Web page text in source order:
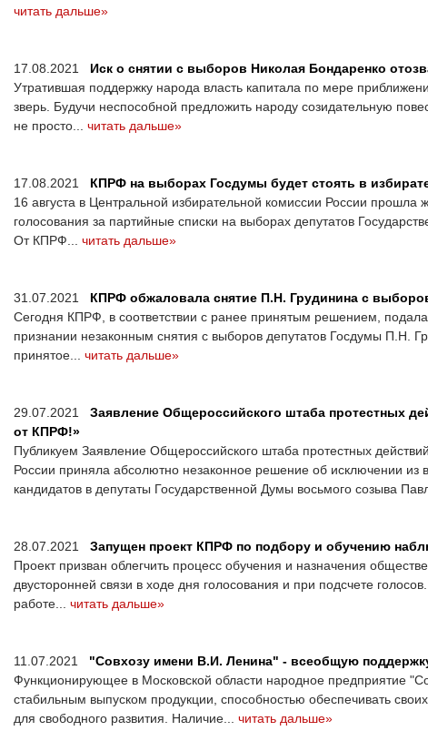
читать дальше»
17.08.2021 Иск о снятии с выборов Николая Бондаренко
Утратившая поддержку народа власть капитала по мере
зверь. Будучи неспособной предложить народу созидательную
не просто... читать дальше»
17.08.2021 КПРФ на выборах Госдумы будет стоять в
16 августа в Центральной избирательной комиссии России
голосования за партийные списки на выборах депутатов
От КПРФ... читать дальше»
31.07.2021 КПРФ обжаловала снятие П.Н. Грудинина с
Сегодня КПРФ, в соответствии с ранее принятым решением,
признании незаконным снятия с выборов депутатов Госдумы П.Н.
принятое... читать дальше»
29.07.2021 Заявление Общероссийского штаба протестных
от КПРФ!»
Публикуем Заявление Общероссийского штаба протестных
России приняла абсолютно незаконное решение об исключении
кандидатов в депутаты Государственной Думы восьмого созыва
28.07.2021 Запущен проект КПРФ по подбору и обучению
Проект призван облегчить процесс обучения и назначения
двусторонней связи в ходе дня голосования и при подсчете
работе... читать дальше»
11.07.2021 "Совхозу имени В.И. Ленина" - всеобщую
Функционирующее в Московской области народное предприятие
стабильным выпуском продукции, способностью обеспечивать
для свободного развития. Наличие... читать дальше»